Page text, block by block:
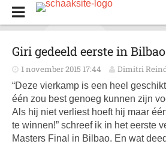
Giri gedeeld eerste in Bilbao
1 november 2015 17:44 Dimitri
“Deze vierkamp is een heel
één zou best genoeg kunnen zijn
Als hij niet verliest hoeft hij maar
te winnen!” schreef ik in het eerste
Masters Final in Bilbao. En wat